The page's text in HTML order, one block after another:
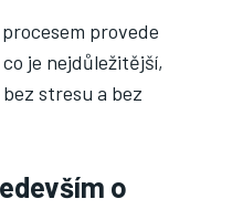
provede
co je nejdůležitější,
stresu a bez
o